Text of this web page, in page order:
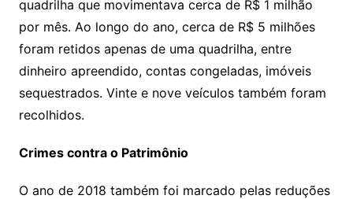
quadrilha que movimentava cerca de R$ 1 milhão
por mês. Ao longo do ano, cerca de R$ 5 milhões
foram retidos apenas de uma quadrilha, entre
dinheiro apreendido, contas congeladas, imóveis
sequestrados. Vinte e nove veículos também foram
recolhidos.
Crimes contra o Patrimônio
O ano de 2018 também foi marcado pelas reduções